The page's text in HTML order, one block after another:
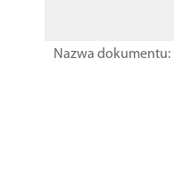
Nazwa dokumentu: